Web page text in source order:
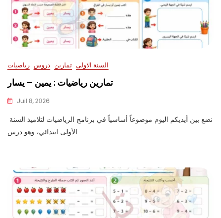
السنة الاولى تمارين دروس رياضيات
تمارين رياضيات : يمين – يسار
Juil 8, 2026
الأولى ابتدائي، وهو درس